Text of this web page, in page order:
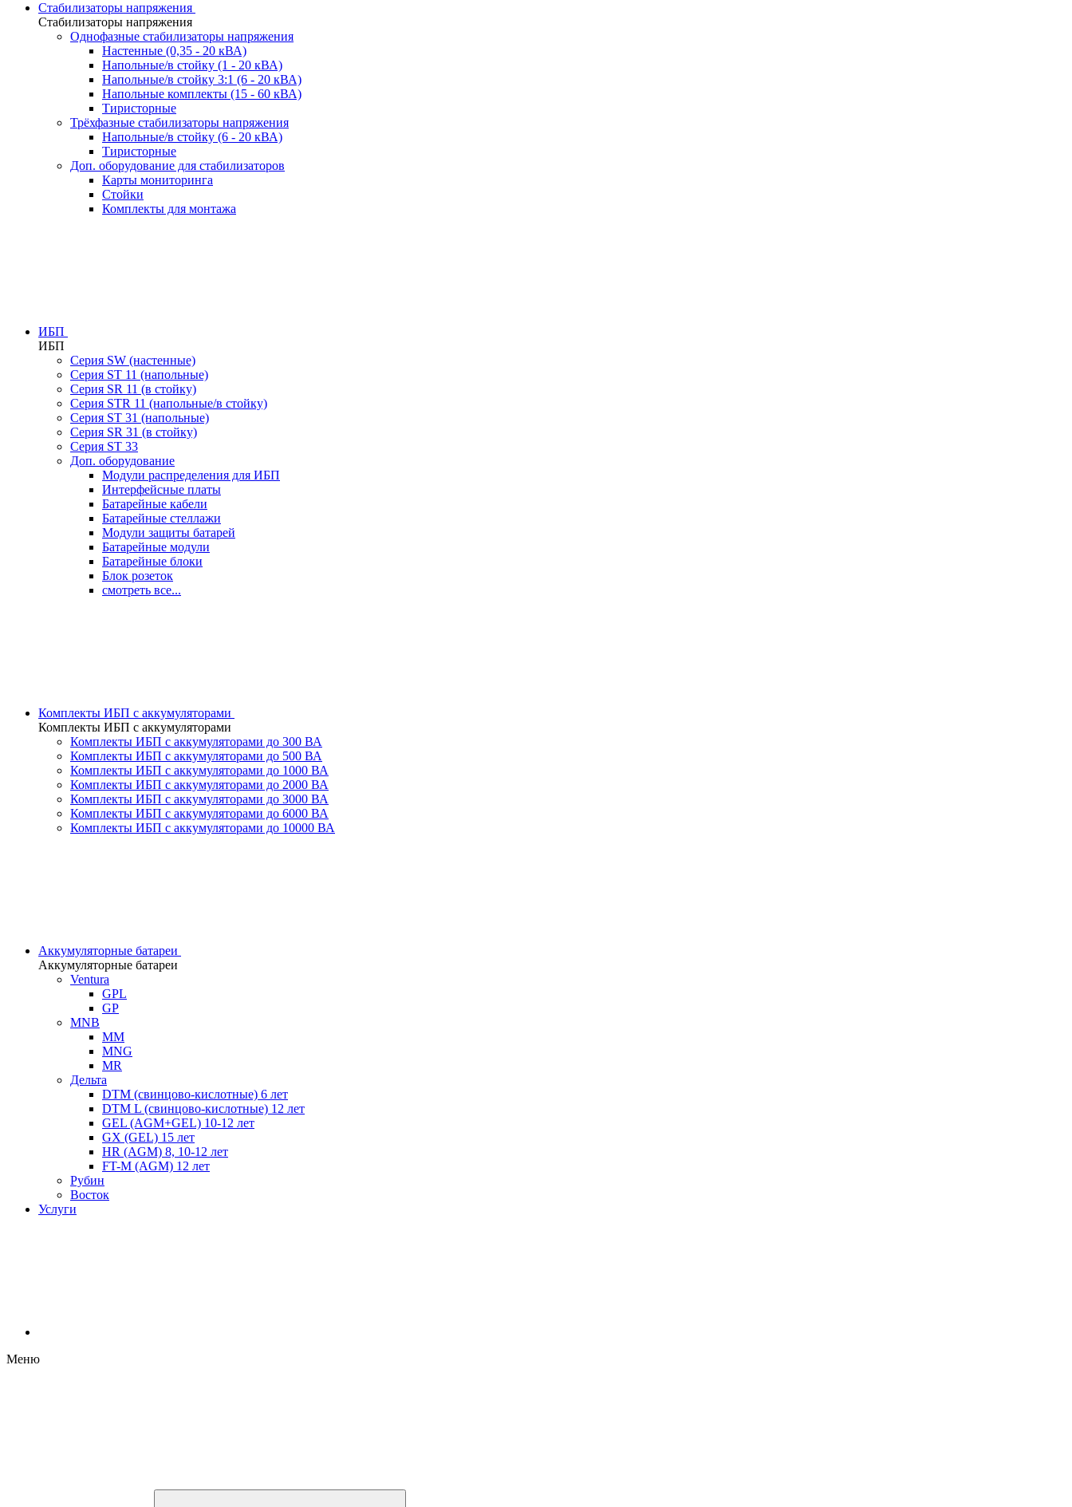
Стабилизаторы напряжения
Стабилизаторы напряжения
Однофазные стабилизаторы напряжения
Настенные (0,35 - 20 кВА)
Напольные/в стойку (1 - 20 кВА)
Напольные/в стойку 3:1 (6 - 20 кВА)
Напольные комплекты (15 - 60 кВА)
Тиристорные
Трёхфазные стабилизаторы напряжения
Напольные/в стойку (6 - 20 кВА)
Тиристорные
Доп. оборудование для стабилизаторов
Карты мониторинга
Стойки
Комплекты для монтажа
ИБП
ИБП
Серия SW (настенные)
Серия ST 11 (напольные)
Серия SR 11 (в стойку)
Серия STR 11 (напольные/в стойку)
Серия ST 31 (напольные)
Серия SR 31 (в стойку)
Серия ST 33
Доп. оборудование
Модули распределения для ИБП
Интерфейсные платы
Батарейные кабели
Батарейные стеллажи
Модули защиты батарей
Батарейные модули
Батарейные блоки
Блок розеток
смотреть все...
Комплекты ИБП с аккумуляторами
Комплекты ИБП с аккумуляторами
Комплекты ИБП с аккумуляторами до 300 ВА
Комплекты ИБП с аккумуляторами до 500 ВА
Комплекты ИБП с аккумуляторами до 1000 ВА
Комплекты ИБП с аккумуляторами до 2000 ВА
Комплекты ИБП с аккумуляторами до 3000 ВА
Комплекты ИБП с аккумуляторами до 6000 ВА
Комплекты ИБП с аккумуляторами до 10000 ВА
Аккумуляторные батареи
Аккумуляторные батареи
Ventura
GPL
GP
MNB
MM
MNG
MR
Дельта
DTM (свинцово-кислотные) 6 лет
DTM L (свинцово-кислотные) 12 лет
GEL (AGM+GEL) 10-12 лет
GX (GEL) 15 лет
HR (AGM) 8, 10-12 лет
FT-M (AGM) 12 лет
Рубин
Восток
Услуги
Меню